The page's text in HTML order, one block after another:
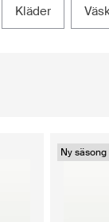
kläder
Ny säsong